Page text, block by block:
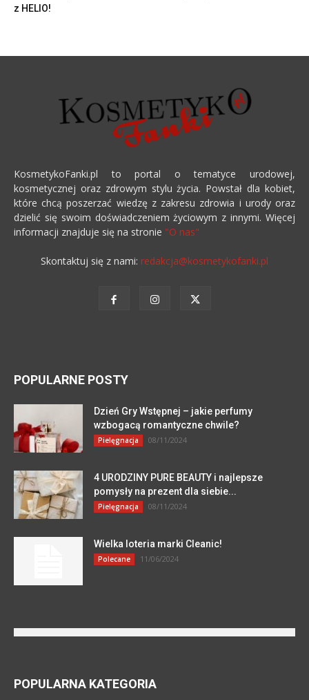
z HELIO!
KosmetykoFanki.pl to portal o tematyce urodowej,
kosmetycznej oraz zdrowym stylu życia. Powstał dla kobiet,
które chcą poszerzać wiedzę z zakresu zdrowia i urody oraz
dzielić się swoim doświadczeniem życiowym z innymi. Więcej
informacji znajduje się na stronie "O nas"
Skontaktuj się z nami: redakcja@kosmetykofanki.pl
POPULARNE POSTY
Dzień Gry Wstępnej – jakie perfumy
wzbogacą romantyczne chwile?
Pielęgnacja 08/11/2024
4 URODZINY PURE BEAUTY i najlepsze
pomysły na prezent dla siebie...
Pielęgnacja 08/11/2024
Wielka loteria marki Cleanic!
Polecane 11/06/2024
POPULARNA KATEGORIA